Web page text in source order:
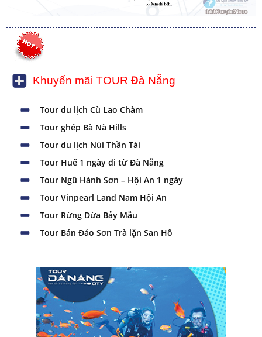
Khuyến mãi TOUR Đà Nẵng
Tour du lịch Cù Lao Chàm
Tour ghép Bà Nà Hills
Tour du lịch Núi Thần Tài
Tour Huế 1 ngày đi từ Đà Nẵng
Tour Ngũ Hành Sơn – Hội An 1 ngày
Tour Vinpearl Land Nam Hội An
Tour Rừng Dừa Bảy Mẫu
Tour Bán Đảo Sơn Trà lặn San Hô